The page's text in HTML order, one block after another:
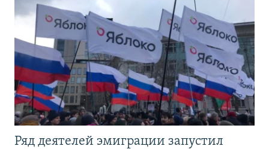
Ряд деятелей эмиграции запустил